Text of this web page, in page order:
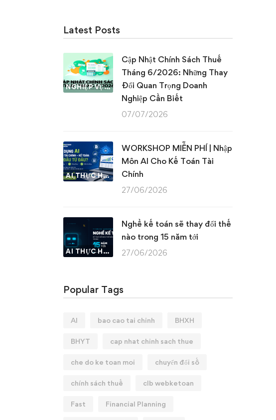
Latest Posts
NGHIỆP VỤ KẾ TOÁN & THUẾ
Cập Nhật Chính Sách Thuế
Tháng 6/2026: Những Thay
Đổi Quan Trọng Doanh
Nghiệp Cần Biết
07/07/2026
AI THỰC HÀNH
WORKSHOP MIỄN PHÍ | Nhập
Môn AI Cho Kế Toán Tài
Chính
27/06/2026
AI THỰC HÀNH
Nghề kế toán sẽ thay đổi thế
nào trong 15 năm tới
27/06/2026
Popular Tags
AI bao cao tai chinh BHXH
BHYT cap nhat chinh sach thue
che do ke toan moi chuyển đổi số
chính sách thuế clb webketoan
Fast Financial Planning